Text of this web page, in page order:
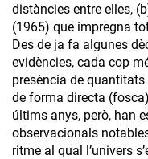
distàncies entre elles,
(1965) que impregna
Des de ja fa algunes
evidències, cada cop
presència de
de forma directa
últims anys, però, han
observacionals
ritme al qual l’univers